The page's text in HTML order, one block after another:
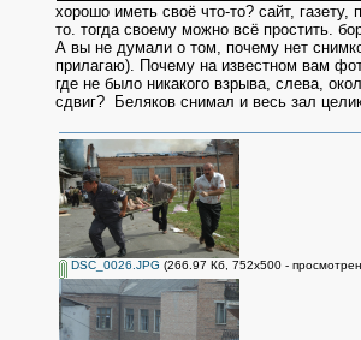
хорошо иметь своё что-то? сайт,
то. тогда своему можно всё простить.
А вы не думали о том, почему нет
прилагаю). Почему на известном вам
где не было никакого взрыва, слева,
сдвиг? Беляков снимал и весь зал
DSC_0026.JPG (266.97 Кб, 752x500 -